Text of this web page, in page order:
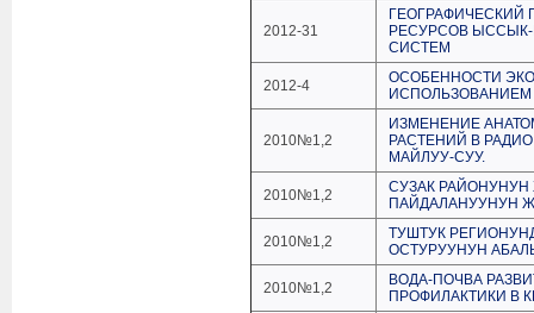
2012-31
ГЕОГРАФИЧЕСКИЙ
РЕСУРСОВ
СИСТЕМ
2012-4
ОСОБЕННОСТИ
ИСПОЛЬЗОВАНИЕМ
2010№1,2
ИЗМЕНЕНИЕ
РАСТЕНИЙ В
МАЙЛУУ-СУУ.
2010№1,2
СУЗАК
ПАЙДАЛАНУУНУН
2010№1,2
ТУШТУК
ОСТУРУУНУН
2010№1,2
ВОДА-ПОЧВА
ПРОФИЛАКТИКИ В